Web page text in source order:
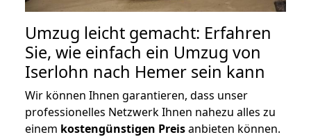
Umzug leicht gemacht: Erfahren
Sie, wie einfach ein Umzug von
Iserlohn nach Hemer sein kann
Wir können Ihnen garantieren, dass unser
professionelles Netzwerk Ihnen nahezu alles zu
einem kostengünstigen Preisanbieten können.